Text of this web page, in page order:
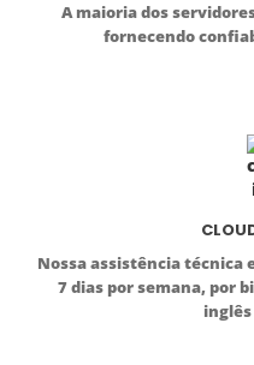
A maioria dos
fornecendo
Nossa assistência técnica
7 dias por semana, por